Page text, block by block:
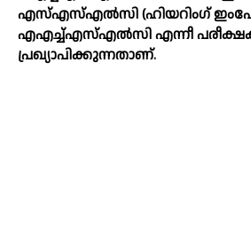
എസ്എസ്എല്‍സി (ഹിയറിംഗ്
എഎച്ച്എസ്എല്‍സി എന്നീ
പ്രഖ്യാപിക്കുന്നതാണ്.